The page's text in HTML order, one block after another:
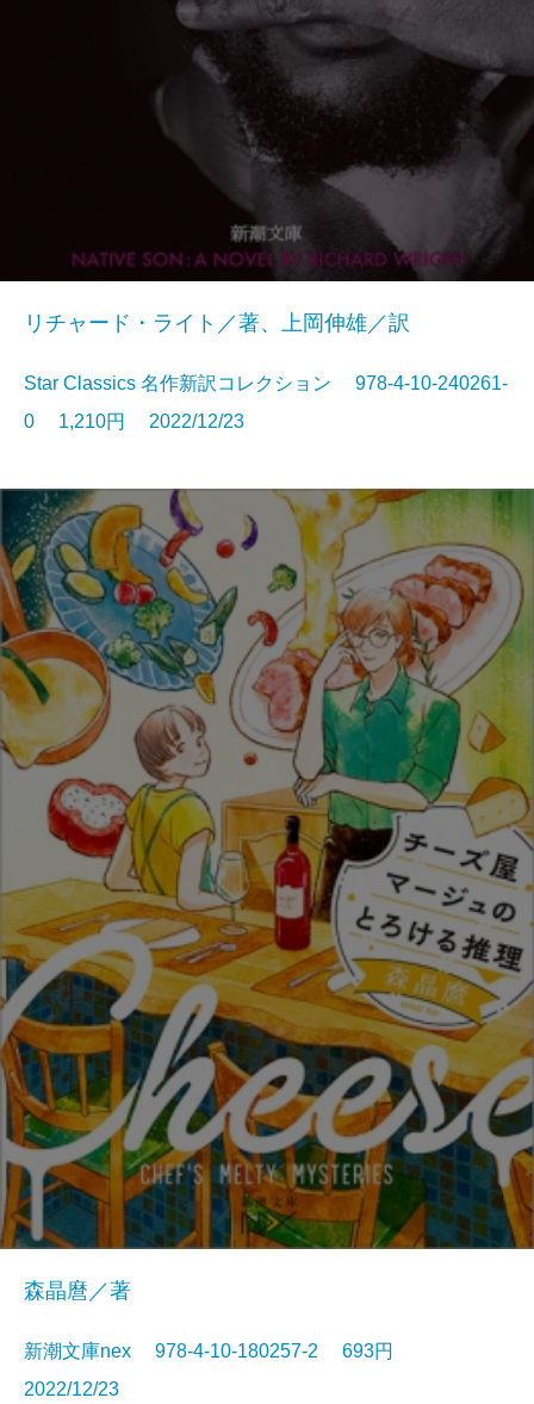
リチャード・ライト／著、上岡伸雄／訳
Star Classics 名作新訳コレクション 978-4-10-240261-
0 1,210円 2022/12/23
森晶麿／著
新潮文庫nex 978-4-10-180257-2 693円
2022/12/23